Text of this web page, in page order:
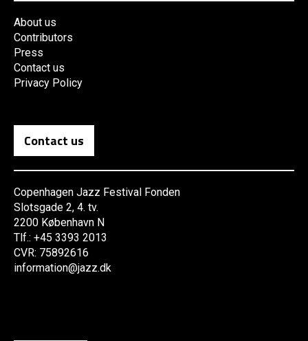
About us
Contributors
Press
Contact us
Privacy Policy
Contact us
Copenhagen Jazz Festival Fonden
Slotsgade 2, 4. tv.
2200 København N
Tlf.: +45 3393 2013
CVR: 75892616
information@jazz.dk